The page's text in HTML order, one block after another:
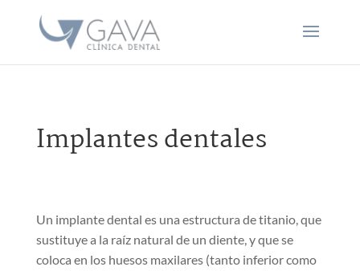
Implantes dentales
Un implante dental es una estructura de titanio, que
sustituye a la raíz natural de un diente, y que se
coloca en los huesos maxilares (tanto inferior como